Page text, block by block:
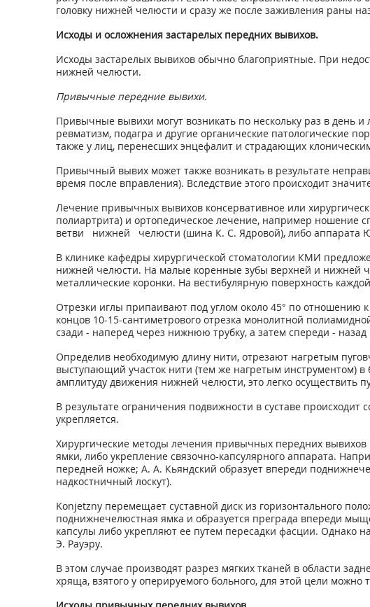
головку нижней челюсти и сразу же после заживления раны
Исходы и осложнения застарелых передних вывихов.
Исходы застарелых вывихов обычно благоприятные. При
нижней челюсти.
Привычные передние вывихи.
Привычные вывихи могут возникать по нескольку раз в день
ревматизм, подагра и другие органические патологические
также у лиц, перенесших энцефалит и страдающих
Привычный вывих может также возникать в результате
время после вправления). Вследствие этого происходит
Лечение привычных вывихов консервативное или
полиартрита) и ортопедическое лечение, например ношение
ветви нижней челюсти (шина К. С. Ядровой), либо аппарата
В клинике кафедры хирургической стоматологии КМИ
нижней челюсти. На малые коренные зубы верхней и нижней
металлические коронки. На вестибулярную поверхность
Отрезки иглы припаивают под углом около 45° по отношению
концов 10-15-сантиметрового отрезка монолитной
сзади - наперед через нижнюю трубку, а затем спереди -
Определив необходимую длину нити, отрезают нагретым
выступающий участок нити (тем же нагретым инструментом)
амплитуду движения нижней челюсти, это легко осуществить
В результате ограничения подвижности в суставе происходит
укрепляется.
Хирургические методы лечения привычных передних вывихов
ямки, либо укрепление связочно-капсулярного аппарата.
передней ножке; А. А. Кьяндский образует впереди
надкостничный лоскут).
Konjetzny перемещает суставной диск из горизонтального
поднижнечелюстная ямка и образуется преграда впереди
капсулы либо укрепляют ее путем пересадки фасции. Однако
Э. Рауэру.
В этом случае производят разрез мягких тканей в области
хряща, взятого у оперируемого больного, для этой цели